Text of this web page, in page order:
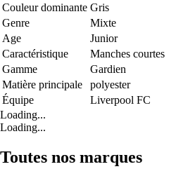
Couleur dominante Gris
Genre
Mixte
Age
Junior
Caractéristique
Manches courtes
Gamme
Gardien
Matière principale
polyester
Équipe
Liverpool FC
Loading...
Loading...
Toutes nos marques